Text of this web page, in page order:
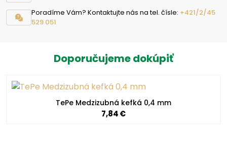
Poradíme Vám? Kontaktujte nás na tel. čísle: +421/2/45
529 051
Doporučujeme dokúpiť
TePe Medzizubná kefká 0,4 mm
7,84 €